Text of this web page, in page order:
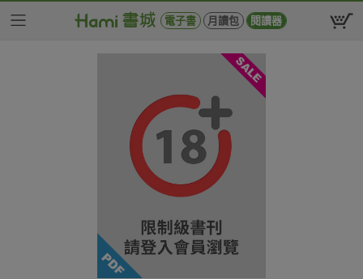
電子書 月讀包 閱讀器